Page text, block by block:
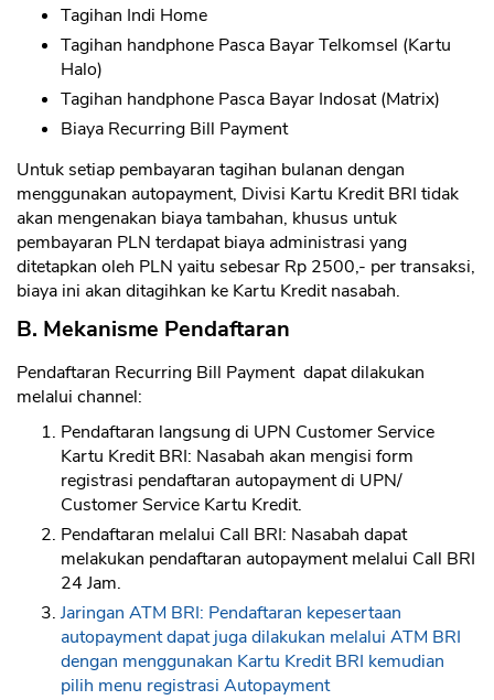
Tagihan Indi Home
Tagihan handphone Pasca Bayar Telkomsel (Kartu
Halo)
Tagihan handphone Pasca Bayar Indosat (Matrix)
Biaya Recurring Bill Payment
Untuk setiap pembayaran tagihan bulanan dengan
menggunakan autopayment, Divisi Kartu Kredit BRI tidak
akan mengenakan biaya tambahan, khusus untuk
pembayaran PLN terdapat biaya administrasi yang
ditetapkan oleh PLN yaitu sebesar Rp 2500,- per transaksi,
biaya ini akan ditagihkan ke Kartu Kredit nasabah.
B. Mekanisme Pendaftaran
Pendaftaran Recurring Bill Payment dapat dilakukan
melalui channel:
Pendaftaran langsung di UPN Customer Service
Kartu Kredit BRI: Nasabah akan mengisi form
registrasi pendaftaran autopayment di UPN/
Customer Service Kartu Kredit.
Pendaftaran melalui Call BRI: Nasabah dapat
melakukan pendaftaran autopayment melalui Call BRI
24 Jam.
Jaringan ATM BRI: Pendaftaran kepesertaan
autopayment dapat juga dilakukan melalui ATM BRI
dengan menggunakan Kartu Kredit BRI kemudian
pilih menu registrasi Autopayment